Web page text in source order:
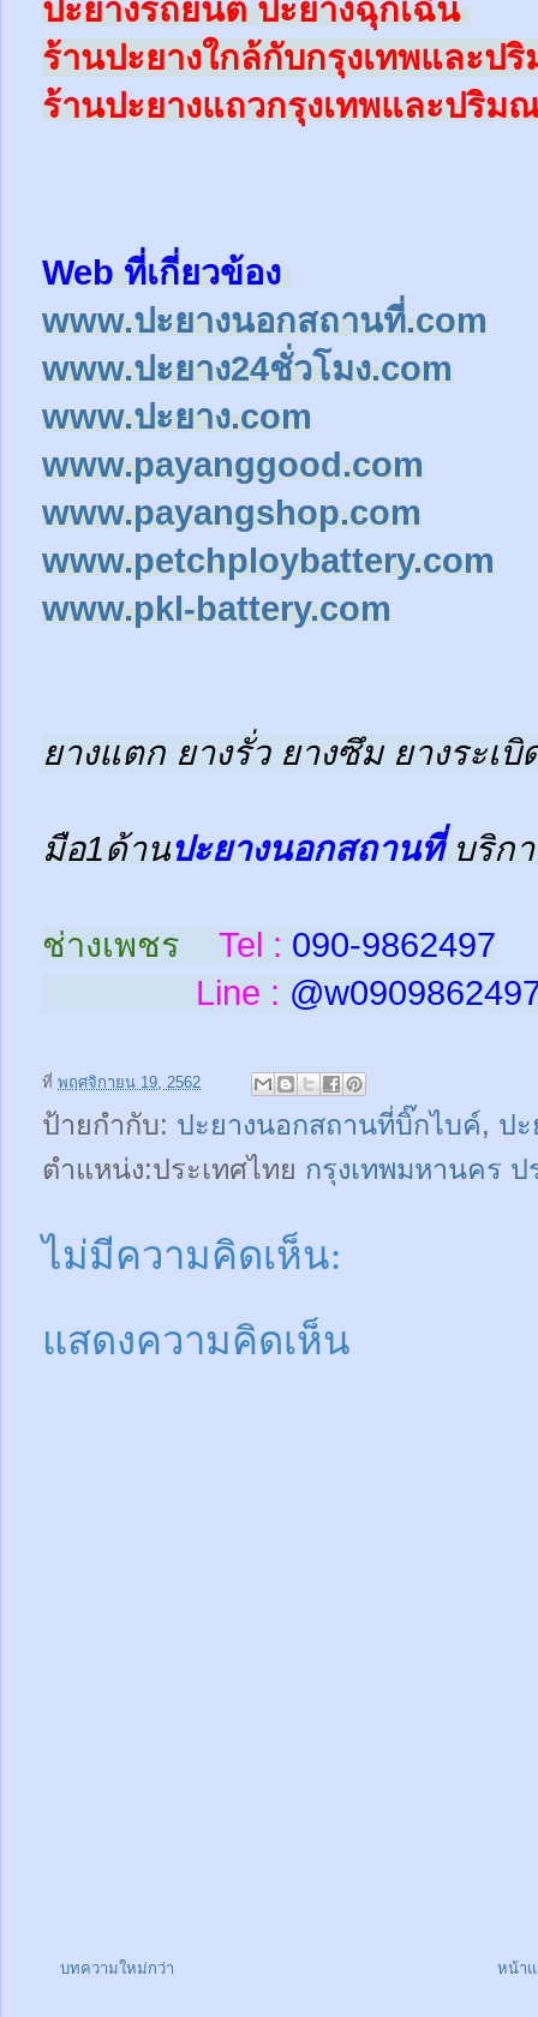
ปะยางรถยนต์ปะยางฉุกเฉิน
ร้านปะยางใกล้กับกรุงเทพและป
ร้านปะยางแถวกรุงเทพและปริม
Web ที่เกี่ยวข้อง
www.ปะยางนอกสถานที่.com
www.ปะยาง24ชั่วโมง.com
www.ปะยาง.com
www.payanggood.com
www.payangshop.com
www.petchploybattery.com
www.pkl-battery.com
ยางแตก ยางรั่ว ยางซึม ยางระเบิ
มือ1ด้านปะยางนอกสถานที่ บริก
ช่างเพชร Tel : 090-9862497
Line : @w
ที่ พฤศจิกายน 19, 2562
ป้ายกำกับ: ปะยางนอกสถานที่บิ๊กไบค์, ป
ตำแหน่ง:ประเทศไทย กรุงเทพมหานคร ป
ไม่มีความคิดเห็น:
แสดงความคิดเห็น
บทความใหม่กว่า หน้า